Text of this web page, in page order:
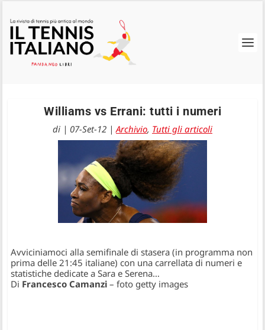
Williams vs Errani: tutti i numeri
di | 07-Set-12 |Archivio, Tutti gli articoli
Avviciniamoci alla semifinale di stasera (in programma non
prima delle 21:45 italiane) con una carrellata di numeri e
statistiche dedicate a Sara e Serena…
Di Francesco Camanzi – foto getty images